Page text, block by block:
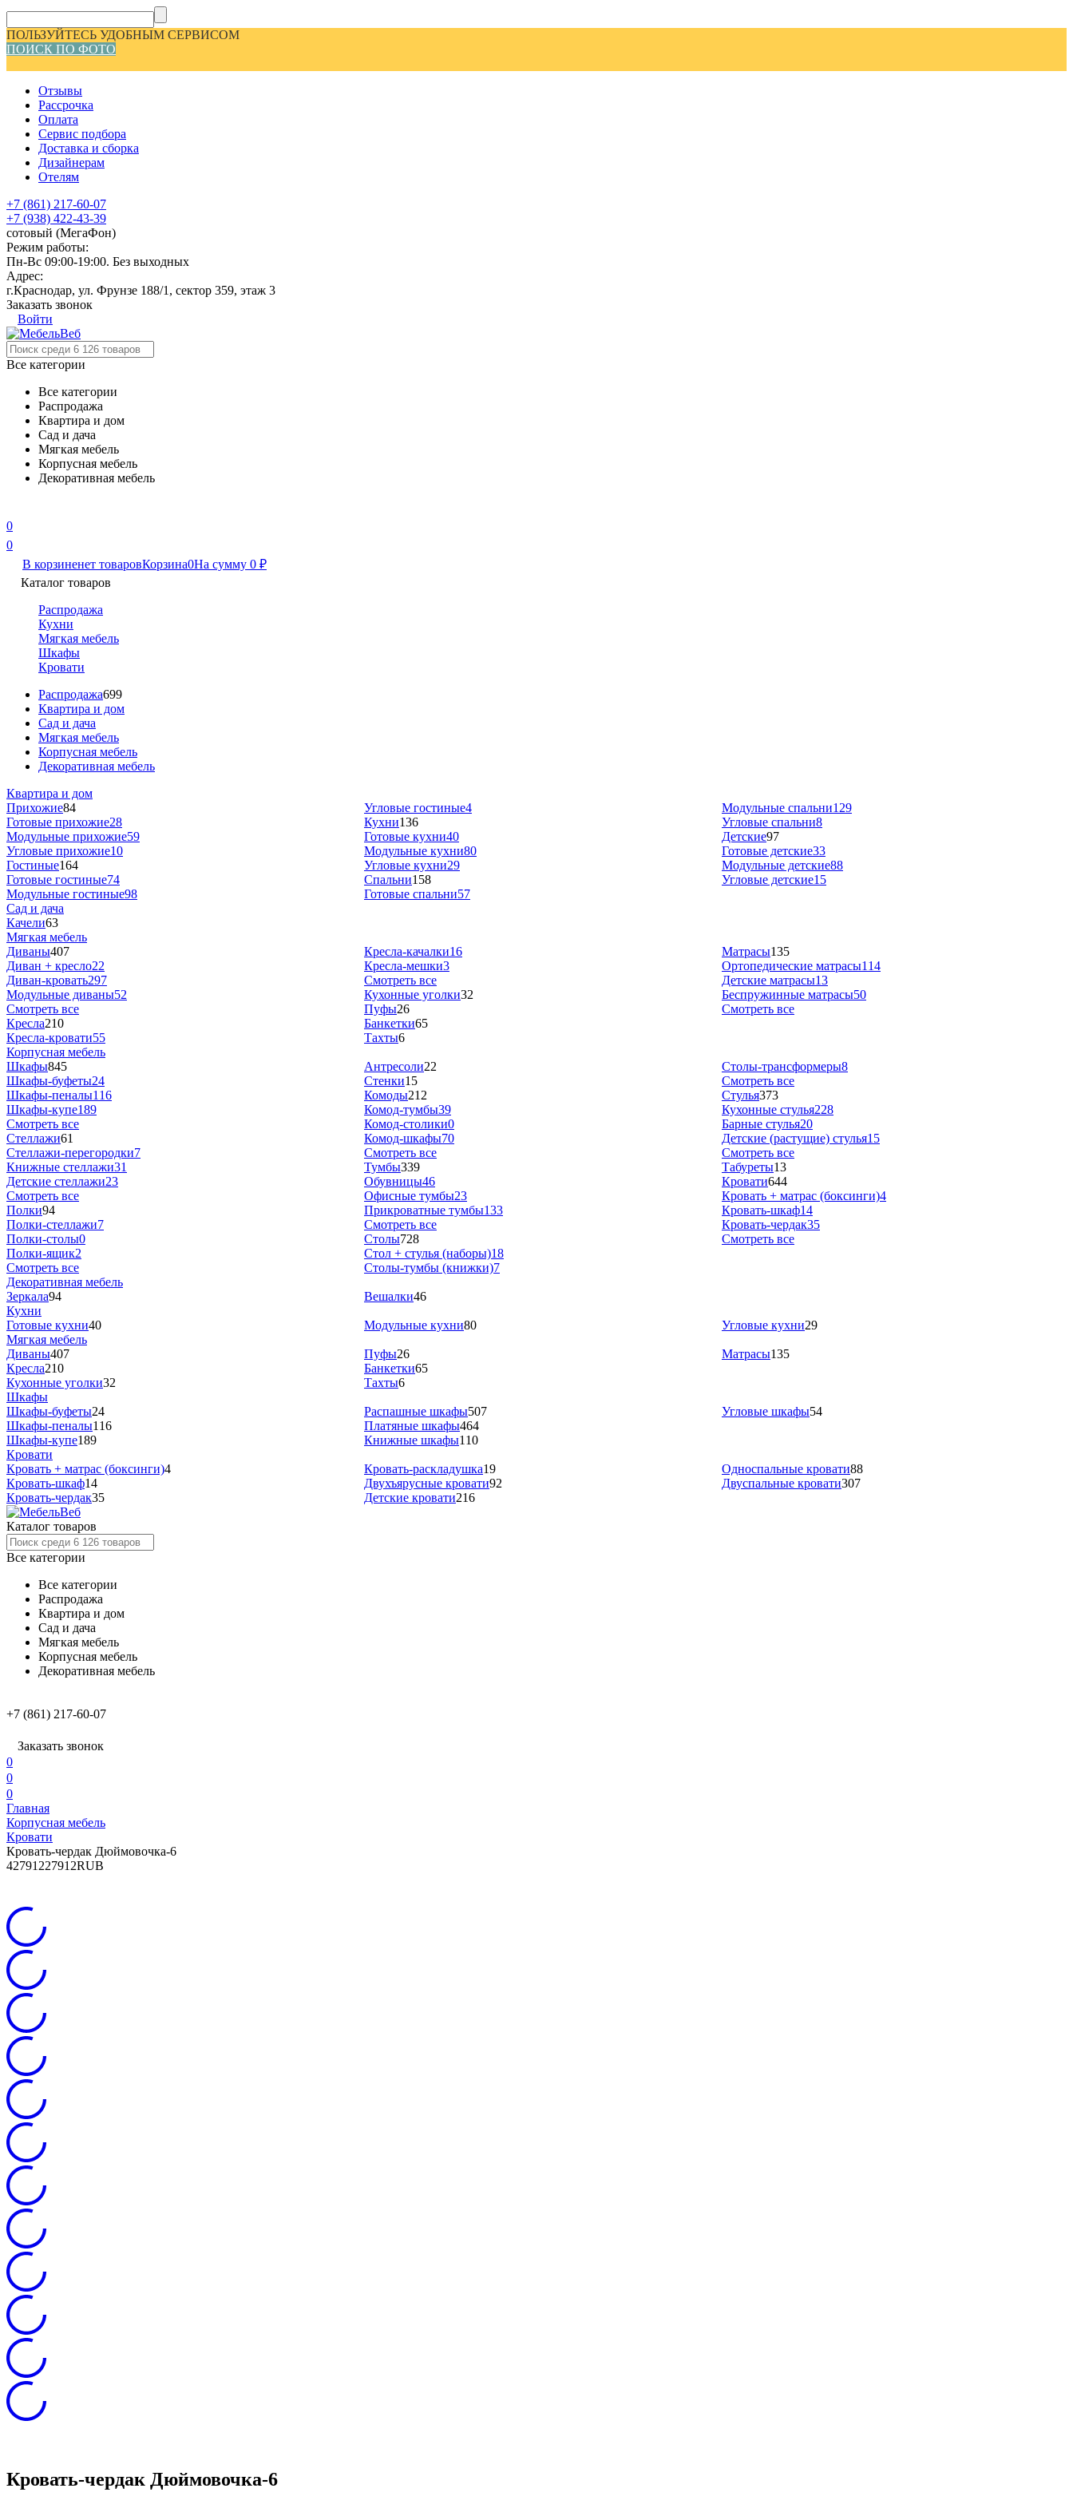
ПОЛЬЗУЙТЕСЬ УДОБНЫМ СЕРВИСОМ
ПОИСК ПО ФОТО
Отзывы
Рассрочка
Оплата
Сервис подбора
Доставка и сборка
Дизайнерам
Отелям
+7 (861) 217-60-07
+7 (938) 422-43-39
сотовый (МегаФон)
Режим работы:
Пн-Вс 09:00-19:00. Без выходных
Адрес:
г.Краснодар, ул. Фрунзе 188/1, сектор 359, этаж 3
Заказать звонок
Войти
Все категории
Все категории
Распродажа
Квартира и дом
Сад и дача
Мягкая мебель
Корпусная мебель
Декоративная мебель
0
0
В корзиненет товаровКорзина0На сумму 0 ₽
Каталог товаров
Распродажа
Кухни
Мягкая мебель
Шкафы
Кровати
Распродажа699
Квартира и дом
Сад и дача
Мягкая мебель
Корпусная мебель
Декоративная мебель
Квартира и дом
Прихожие84
Готовые прихожие28
Модульные прихожие59
Угловые прихожие10
Гостиные164
Готовые гостиные74
Модульные гостиные98
Угловые гостиные4
Кухни136
Готовые кухни40
Модульные кухни80
Угловые кухни29
Спальни158
Готовые спальни57
Модульные спальни129
Угловые спальни8
Детские97
Готовые детские33
Модульные детские88
Угловые детские15
Сад и дача
Качели63
Мягкая мебель
Диваны407
Диван + кресло22
Диван-кровать297
Модульные диваны52
Смотреть все
Кресла210
Кресла-кровати55
Кресла-качалки16
Кресла-мешки3
Смотреть все
Кухонные уголки32
Пуфы26
Банкетки65
Тахты6
Матрасы135
Ортопедические матрасы114
Детские матрасы13
Беспружинные матрасы50
Смотреть все
Корпусная мебель
Шкафы845
Шкафы-буфеты24
Шкафы-пеналы116
Шкафы-купе189
Смотреть все
Стеллажи61
Стеллажи-перегородки7
Книжные стеллажи31
Детские стеллажи23
Смотреть все
Полки94
Полки-стеллажи7
Полки-столы0
Полки-ящик2
Смотреть все
Антресоли22
Стенки15
Комоды212
Комод-тумбы39
Комод-столики0
Комод-шкафы70
Смотреть все
Тумбы339
Обувницы46
Офисные тумбы23
Прикроватные тумбы133
Смотреть все
Столы728
Стол + стулья (наборы)18
Столы-тумбы (книжки)7
Столы-трансформеры8
Смотреть все
Стулья373
Кухонные стулья228
Барные стулья20
Детские (растущие) стулья15
Смотреть все
Табуреты13
Кровати644
Кровать + матрас (боксинги)4
Кровать-шкаф14
Кровать-чердак35
Смотреть все
Декоративная мебель
Зеркала94 Вешалки46
Кухни
Готовые кухни40 Модульные кухни80 Угловые кухни29
Мягкая мебель
Диваны407
Кресла210
Кухонные уголки32
Пуфы26
Банкетки65
Тахты6
Матрасы135
Шкафы
Шкафы-буфеты24
Шкафы-пеналы116
Шкафы-купе189
Распашные шкафы507
Платяные шкафы464
Книжные шкафы110
Угловые шкафы54
Кровати
Кровать + матрас (боксинги)4
Кровать-шкаф14
Кровать-чердак35
Кровать-раскладушка19
Двухъярусные кровати92
Детские кровати216
Односпальные кровати88
Двуспальные кровати307
Каталог товаров
Все категории
Все категории
Распродажа
Квартира и дом
Сад и дача
Мягкая мебель
Корпусная мебель
Декоративная мебель
+7 (861) 217-60-07
Заказать звонок
0
0
0
Главная
Корпусная мебель
Кровати
Кровать-чердак Дюймовочка-6
42791227912RUB
Кровать-чердак Дюймовочка-6